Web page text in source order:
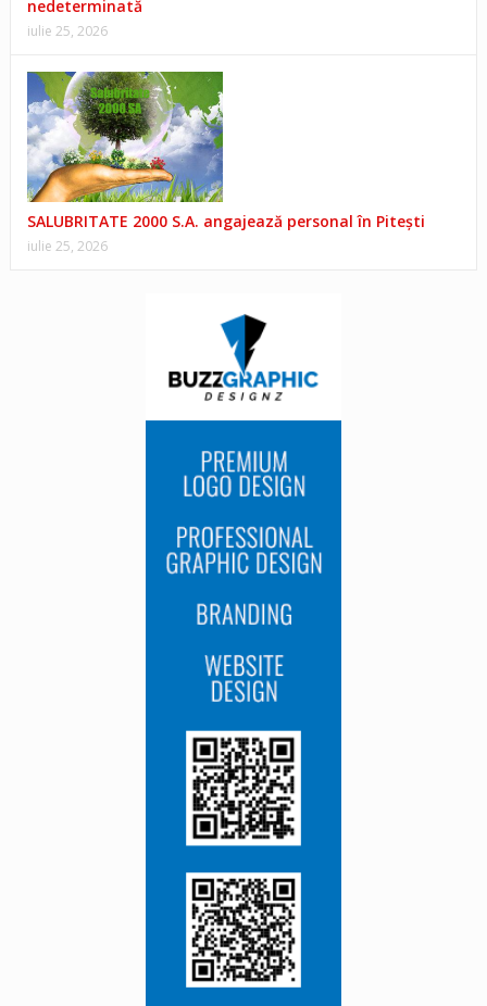
nedeterminată
iulie 25, 2026
SALUBRITATE 2000 S.A. angajează personal în Pitești
iulie 25, 2026